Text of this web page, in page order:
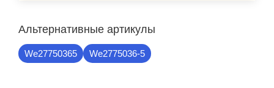
Альтернативные артикулы
We27750365 We2775036-5